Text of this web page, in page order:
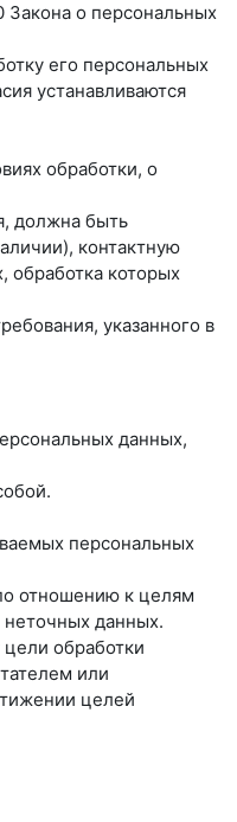
Закона о персональных
его персональных
устанавливаются
обработки, о
должна быть
контактную
обработка которых
указанного в
данных,
персональных
отношению к целям
данных.
обработки
или
целей